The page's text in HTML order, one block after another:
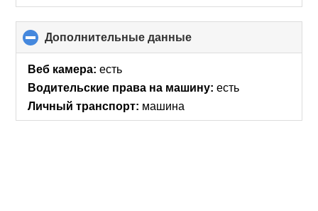
Дополнительные данные
to
Веб камера: есть
Водительские права на машину: есть
Личный транспорт: машина